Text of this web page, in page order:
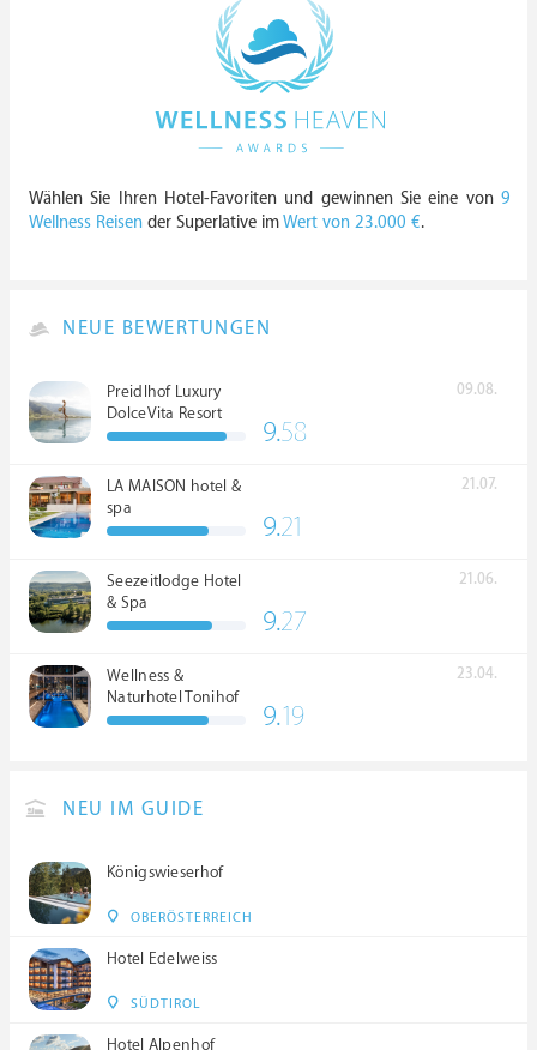
Wählen Sie Ihren Hotel-Favoriten und gewinnen Sie eine von 9
Wellness Reisen der Superlative imWert von 23.000 €.
NEUE BEWERTUNGEN
Preidlhof Luxury
DolceVita Resort
*****
09.08.
9.58
LA MAISON hotel &
spa
21.07.
9.21
Seezeitlodge Hotel
& Spa
21.06.
9.27
Wellness &
Naturhotel Tonihof
****S
23.04.
9.19
NEU IM GUIDE
Königswieserhof
OBERÖSTERREICH
Hotel Edelweiss
SÜDTIROL
Hotel Alpenhof